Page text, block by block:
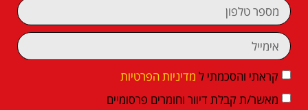
קראתי והסכמתי ל מדיניות הפרטיות
מאשר/ת קבלת דיוור וחומרים פרסומיים